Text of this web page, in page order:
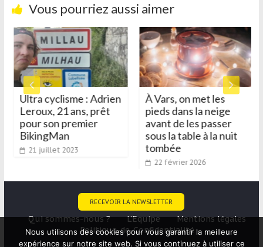
Vous pourriez aussi aimer
Ultra cyclisme : Adrien
Leroux, 21 ans, prêt
pour son premier
BikingMan
21 juillet 2023
À Vars, on met les
pieds dans la neige
avant de les passer
sous la table à la nuit
tombée
22 février 2026
RECEVOIR LA NEWSLETTER
Qui sommes-nous ? L’Equipe
Mentions légales
Politique-de-Confidentialité
Nous utilisons des cookies pour vous garantir la meilleure
expérience sur notre site web. Si vous continuez à utiliser ce